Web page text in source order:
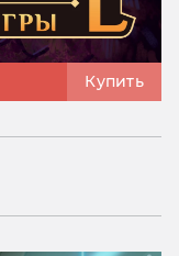
Купить